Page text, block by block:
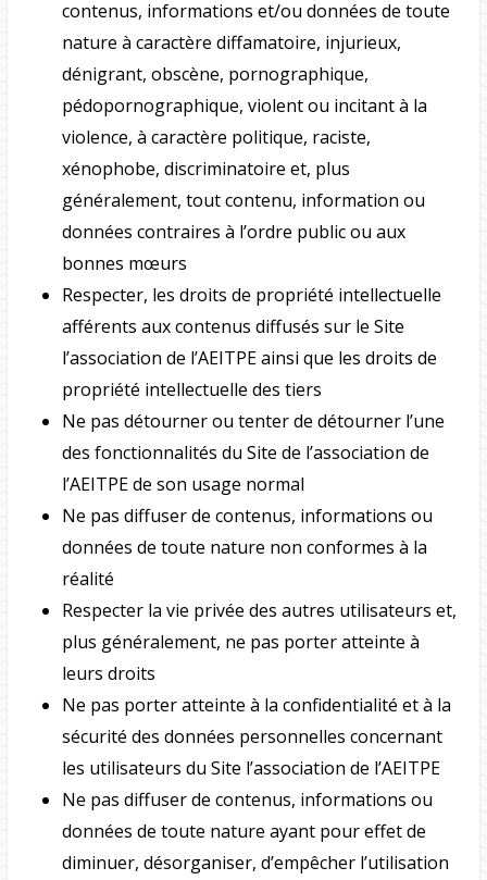
contenus, informations et/ou données de toute
nature à caractère diffamatoire, injurieux,
dénigrant, obscène, pornographique,
pédopornographique, violent ou incitant à la
violence, à caractère politique, raciste,
xénophobe, discriminatoire et, plus
généralement, tout contenu, information ou
données contraires à l’ordre public ou aux
bonnes mœurs
Respecter, les droits de propriété intellectuelle
afférents aux contenus diffusés sur le Site
l’association de l’AEITPE ainsi que les droits de
propriété intellectuelle des tiers
Ne pas détourner ou tenter de détourner l’une
des fonctionnalités du Site de l’association de
l’AEITPE de son usage normal
Ne pas diffuser de contenus, informations ou
données de toute nature non conformes à la
réalité
Respecter la vie privée des autres utilisateurs et,
plus généralement, ne pas porter atteinte à
leurs droits
Ne pas porter atteinte à la confidentialité et à la
sécurité des données personnelles concernant
les utilisateurs du Site l’association de l’AEITPE
Ne pas diffuser de contenus, informations ou
données de toute nature ayant pour effet de
diminuer, désorganiser, d’empêcher l’utilisation